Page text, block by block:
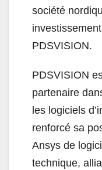
société
PDSVISION.
PDSVISION
partenaire
les logiciels
renforcé sa
Ansys de
technique,